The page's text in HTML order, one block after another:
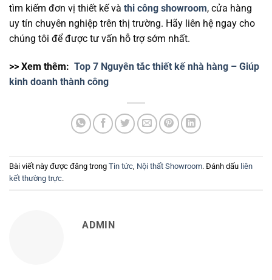
tìm kiếm đơn vị thiết kế và thi công showroom, cửa hàng
uy tín chuyên nghiệp trên thị trường. Hãy liên hệ ngay cho
chúng tôi để được tư vấn hỗ trợ sớm nhất.
>> Xem thêm: Top 7 Nguyên tắc thiết kế nhà hàng – Giúp
kinh doanh thành công
Bài viết này được đăng trong Tin tức, Nội thất Showroom. Đánh dấu liên
kết thường trực.
ADMIN